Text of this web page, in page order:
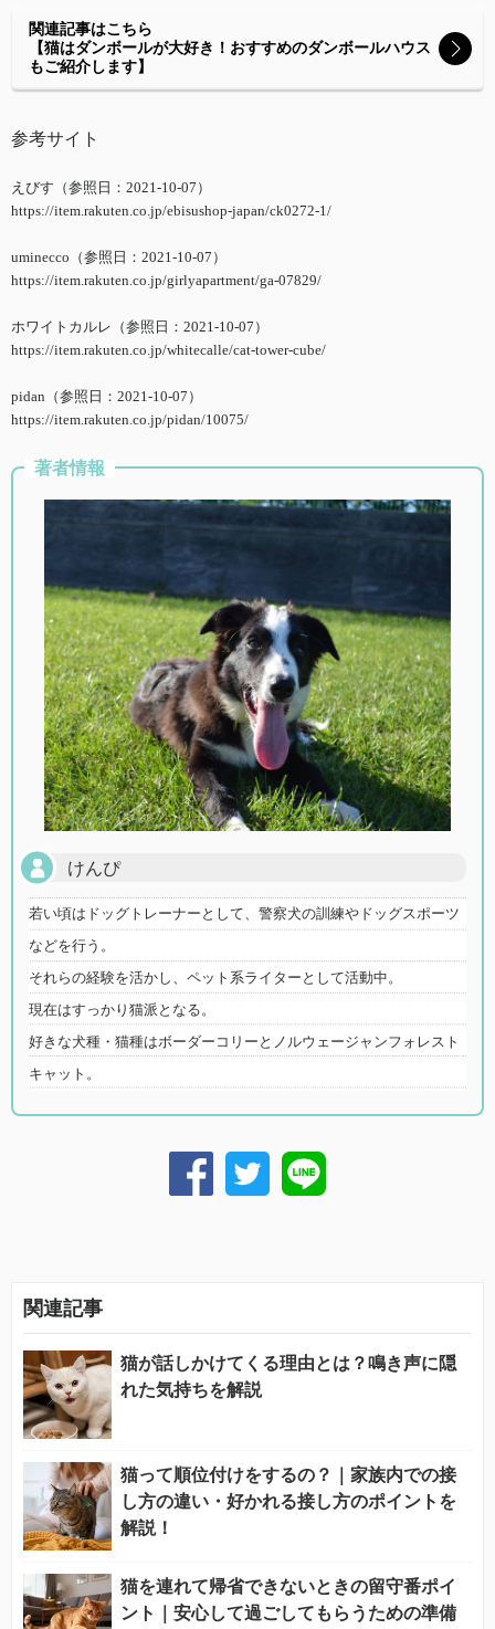
関連記事はこちら
【猫はダンボールが大好き！おすすめのダンボールハウス
もご紹介します】
参考サイト
えびす（参照日：2021-10-07）
https://item.rakuten.co.jp/ebisushop-japan/ck0272-1/
uminecco（参照日：2021-10-07）
https://item.rakuten.co.jp/girlyapartment/ga-07829/
ホワイトカルレ（参照日：2021-10-07）
https://item.rakuten.co.jp/whitecalle/cat-tower-cube/
pidan（参照日：2021-10-07）
https://item.rakuten.co.jp/pidan/10075/
著者情報
けんぴ
若い頃はドッグトレーナーとして、警察犬の訓練やドッグスポーツ
などを行う。
それらの経験を活かし、ペット系ライターとして活動中。
現在はすっかり猫派となる。
好きな犬種・猫種はボーダーコリーとノルウェージャンフォレスト
キャット。
関連記事
猫が話しかけてくる理由とは？鳴き声に隠
れた気持ちを解説
猫って順位付けをするの？｜家族内での接
し方の違い・好かれる接し方のポイントを
解説！
猫を連れて帰省できないときの留守番ポイ
ント｜安心して過ごしてもらうための準備